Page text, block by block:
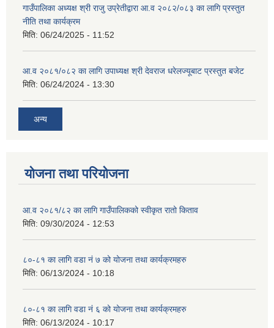
गाउँपालिका अध्यक्ष श्री राजु उप्रेतीद्वारा आ.व २०८२/०८३ का लागि प्रस्तुत
नीति तथा कार्यक्रम
मिति: 06/24/2025 - 11:52
आ.व २०८१/०८२ का लागि उपाध्यक्ष श्री देवराज धरेलज्यूबाट प्रस्तुत बजेट
मिति: 06/24/2024 - 13:30
अन्य
योजना तथा परियोजना
आ.व २०८१/८२ का लागि गाउँपालिकको स्वीकृत रातो किताव
मिति: 09/30/2024 - 12:53
८०-८१ का लागि वडा नं ७ को योजना तथा कार्यक्रमहरु
मिति: 06/13/2024 - 10:18
८०-८१ का लागि वडा नं ६ को योजना तथा कार्यक्रमहरु
मिति: 06/13/2024 - 10:17